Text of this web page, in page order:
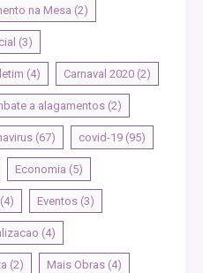
na Mesa (2)
(3)
(4) Carnaval 2020 (2)
a alagamentos (2)
(67) covid-19 (95)
Economia (5)
(4) Eventos (3)
(4)
(2) Mais Obras (4)